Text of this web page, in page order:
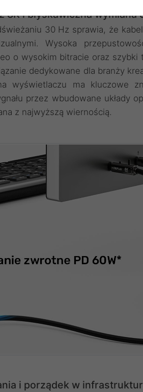
8K i błyskawiczna wymiana
30 Hz sprawia, że
Wysoka
o wysokim bitracie oraz
dedykowane dla branży
wyświetlaczu ma kluczowe
przez wbudowane układy
z najwyższą wiernością.
i porządek w